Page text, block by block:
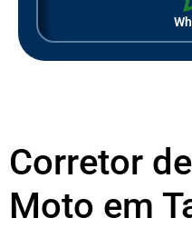
Corretor
Moto em